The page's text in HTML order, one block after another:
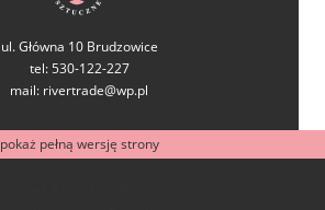
ul. Główna 10 Brudzowice
tel: 530-122-227
mail: rivertrade@wp.pl
pokaż pełną wersję strony